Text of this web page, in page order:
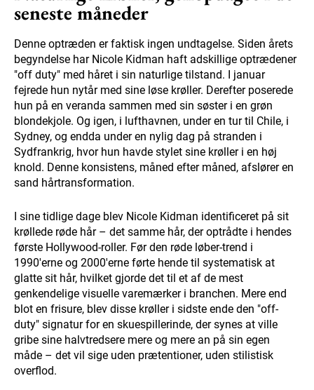
seneste måneder
Denne optræden er faktisk ingen undtagelse. Siden årets
begyndelse har Nicole Kidman haft adskillige optrædener
"off duty" med håret i sin naturlige tilstand. I januar
fejrede hun nytår med sine løse krøller. Derefter poserede
hun på en veranda sammen med sin søster i en grøn
blondekjole. Og igen, i lufthavnen, under en tur til Chile, i
Sydney, og endda under en nylig dag på stranden i
Sydfrankrig, hvor hun havde stylet sine krøller i en høj
knold. Denne konsistens, måned efter måned, afslører en
sand hårtransformation.
I sine tidlige dage blev Nicole Kidman identificeret på sit
krøllede røde hår – det samme hår, der optrådte i hendes
første Hollywood-roller. Før den røde løber-trend i
1990'erne og 2000'erne førte hende til systematisk at
glatte sit hår, hvilket gjorde det til et af de mest
genkendelige visuelle varemærker i branchen. Mere end
blot en frisure, blev disse krøller i sidste ende den "off-
duty" signatur for en skuespillerinde, der synes at ville
gribe sine halvtredsere mere og mere an på sin egen
måde – det vil sige uden prætentioner, uden stilistisk
overflod.